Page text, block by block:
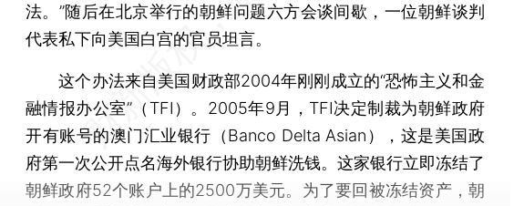
法。”随后在北京举行的朝鲜问题六方会谈间歇，一位朝鲜谈判
代表私下向美国白宫的官员坦言。
这个办法来自美国财政部2004年刚刚成立的“恐怖主义和金
融情报办公室”（TFI）。2005年9月，TFI决定制裁为朝鲜政府
开有账号的澳门汇业银行（Banco Delta Asian），这是美国政
府第一次公开点名海外银行协助朝鲜洗钱。这家银行立即冻结了
朝鲜政府52个账户上的2500万美元。为了要回被冻结资产，朝